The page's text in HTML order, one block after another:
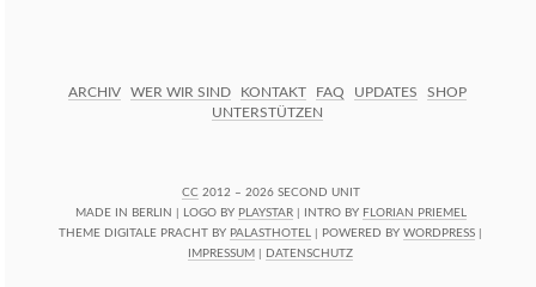
ARCHIV WER WIR SIND KONTAKT FAQ UPDATES
SHOP
UNTERSTÜTZEN
CC 2012 – 2026 SECOND UNIT
MADE IN BERLIN | LOGO BY PLAYSTAR| INTRO BY FLORIAN PRIEMEL
THEME DIGITALE PRACHT BY PALASTHOTEL | POWERED BY WORDPRESS
IMPRESSUM
DATENSCHUTZ